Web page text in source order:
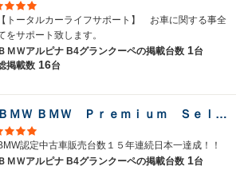
【トータルカーライフサポート】 お車に関する事全
をサポート致します。
ＢＭＷアルピナ B4グランクーペの掲載台数 1台
掲載数 16台
Ｈａｎｓｈｉｎ ＢＭＷ ＢＭＷ Ｐｒｅｍｉｕｍ Ｓｅｌｅｃｔｉｏｎ 六甲アイランド
認定中古車販売台数１５年連続日本一達成！！
ＢＭＷアルピナ B4グランクーペの掲載台数 1台